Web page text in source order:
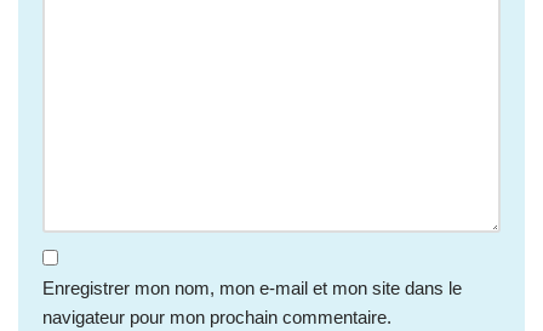
Enregistrer mon nom, mon e-mail et mon site dans le
navigateur pour mon prochain commentaire.